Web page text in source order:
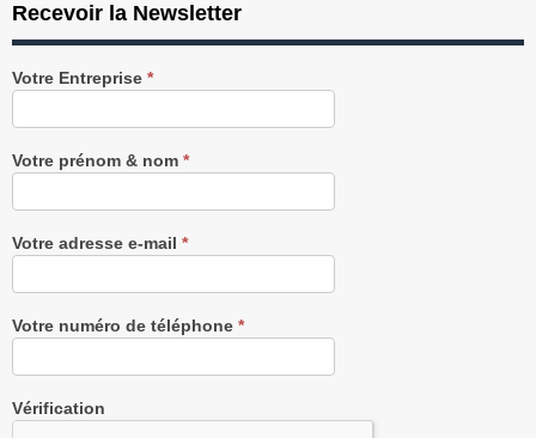
Recevoir la Newsletter
Recevez
notre
gratuitement
Votre Entreprise *
Votre prénom & nom *
Votre adresse e-mail *
Votre numéro de téléphone *
Vérification